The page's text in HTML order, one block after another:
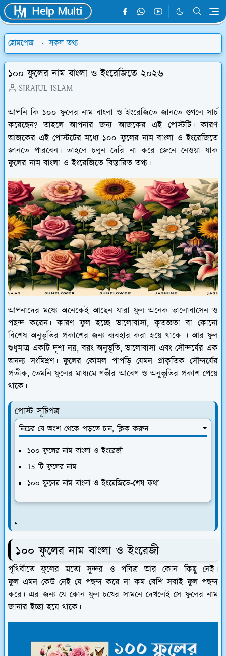
হোমপেজ সকল তথ্য
১০০ ফুলের নাম বাংলা ও ইংরেজিতে ২০২৬
SIRAJUL ISLAM
আপনি কি ১০০ ফুলের নাম বাংলা ও ইংরেজিতে জানতে গুগলে সার্চ
করেছেন? তাহলে আপনার জন্য আজকের এই পোস্টটি। কারণ
আজকের এই পোস্টটের মধ্যে ১০০ ফুলের নাম বাংলা ও ইংরেজিতে
জানতে পারবেন। তাহলে চলুন দেরি না করে জেনে নেওয়া যাক
ফুলের নাম বাংলা ও ইংরেজিতে বিস্তারিত তথ্য।
আপনাদের মধ্যে অনেকেই আছেন যারা ফুল অনেক ভালোবাসেন ও
পছন্দ করেন। কারণ ফুল হচ্ছে ভালোবাসা, কৃতজ্ঞতা বা কোনো
বিশেষ অনুভূতির প্রকাশের জন্য ব্যবহার করা হয়ে থাকে । আর ফুল
শুধুমাত্র একটি দৃশ্য নয়, বরং অনুভূতি, ভালোবাসা এবং সৌন্দর্যের এক
অনন্য সংমিশ্রণ। ফুলের কোমল পাপড়ি যেমন প্রাকৃতিক সৌন্দর্যের
প্রতীক, তেমনি ফুলের মাধ্যমে গভীর আবেগ ও অনুভূতির প্রকাশ পেয়ে
থাকে।
পোস্ট সূচিপত্র
নিচের যে অংশ থেকে পড়তে চান, ক্লিক করুন
১০০ ফুলের নাম বাংলা ও ইংরেজী
15 টি ফুলের নাম
১০০ ফুলের নাম বাংলা ও ইংরেজিতে-শেষ কথা
.
১০০ ফুলের নাম বাংলা ও ইংরেজী
পৃথিবীতে ফুলের মতো সুন্দর ও পবিত্র আর কোন কিছু নেই।
ফুল এমন কেউ নেই যে পছন্দ করে না কম বেশি সবাই ফুল পছন্দ
করে। এর জন্য যে কোন ফুল চখের সামনে দেখলেই সে ফুলের নাম
জানার ইচ্ছা হয়ে থাকে।